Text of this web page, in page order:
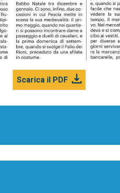
Scarica il PDF